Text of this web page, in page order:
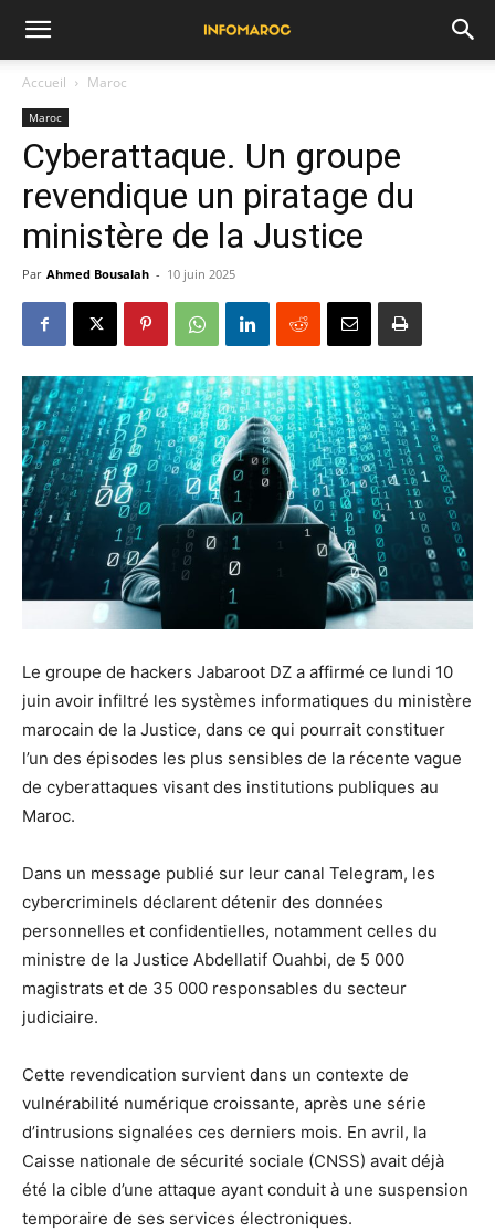
Accueil Maroc
Maroc
Cyberattaque. Un groupe
revendique un piratage du
ministère de la Justice
Par Ahmed Bousalah - 10 juin 2025
Le groupe de hackers Jabaroot DZ a affirmé ce lundi 10
juin avoir infiltré les systèmes informatiques du ministère
marocain de la Justice, dans ce qui pourrait constituer
l’un des épisodes les plus sensibles de la récente vague
de cyberattaques visant des institutions publiques au
Maroc.
Dans un message publié sur leur canal Telegram, les
cybercriminels déclarent détenir des données
personnelles et confidentielles, notamment celles du
ministre de la Justice Abdellatif Ouahbi, de 5 000
magistrats et de 35 000 responsables du secteur
judiciaire.
Cette revendication survient dans un contexte de
vulnérabilité numérique croissante, après une série
d’intrusions signalées ces derniers mois. En avril, la
Caisse nationale de sécurité sociale (CNSS) avait déjà
été la cible d’une attaque ayant conduit à une suspension
temporaire de ses services électroniques.